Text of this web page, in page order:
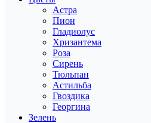
Астра
Пион
Гладиолус
Хризантема
Роза
Сирень
Тюльпан
Астильба
Гвоздика
Георгина
Зелень